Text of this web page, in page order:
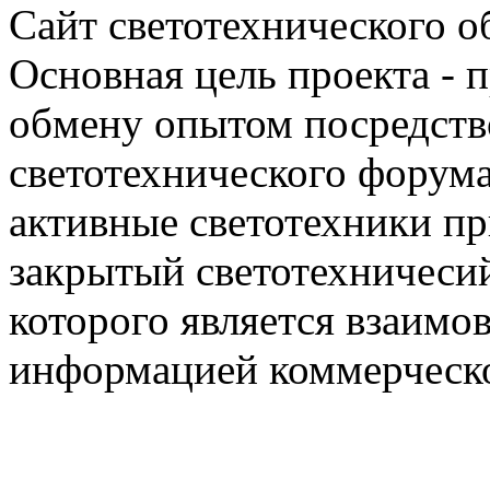
Сайт светотехнического
Основная цель проекта -
обмену опытом
светотехнического
активные светотехники
закрытый
которого является
информацией